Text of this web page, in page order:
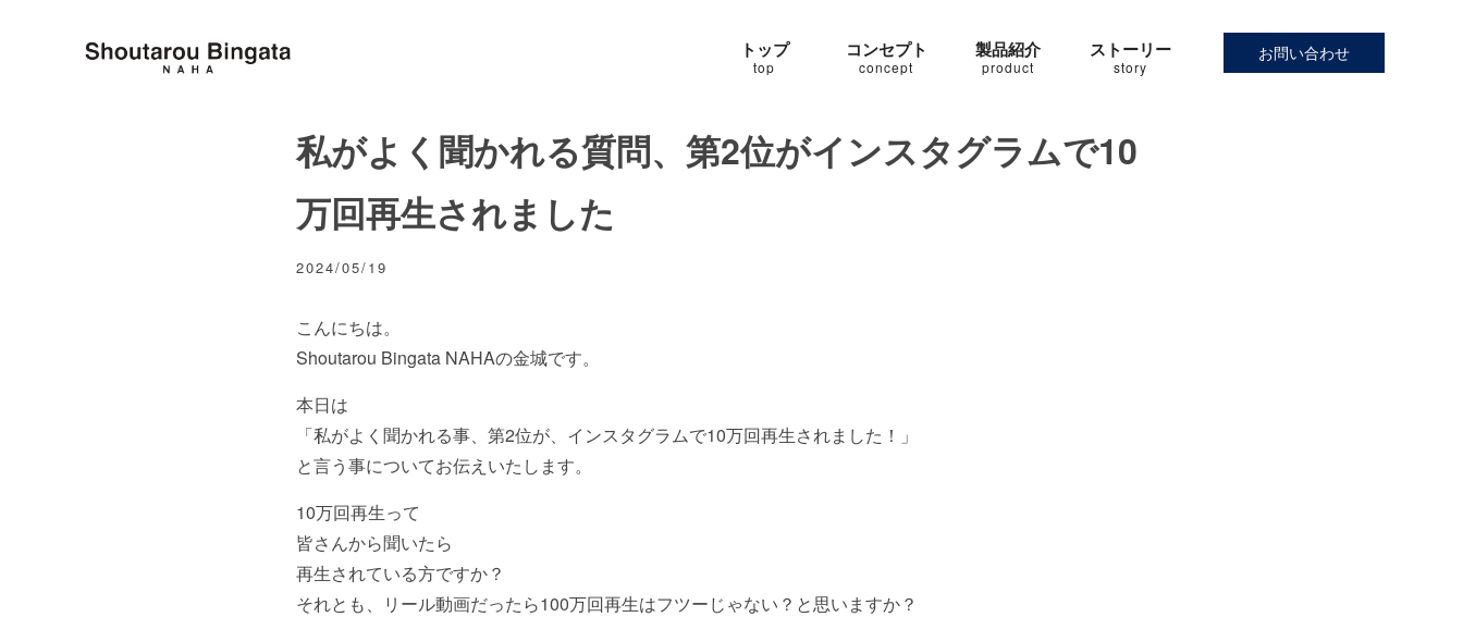
トップ
top
コンセプト
concept
製品紹介
product
ストーリー
story
お問い合わせ
私がよく聞かれる質問、第2位がインスタグラムで10
万回再生されました
2024/05/19
こんにちは。
Shoutarou Bingata NAHAの金城です。
本日は
「私がよく聞かれる事、第2位が、インスタグラムで10万回再生されました！」
と言う事についてお伝えいたします。
10万回再生って
皆さんから聞いたら
再生されている方ですか？
それとも、リール動画だったら100万回再生はフツーじゃない？と思いますか？